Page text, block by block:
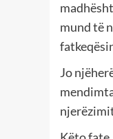
mund të
Jo